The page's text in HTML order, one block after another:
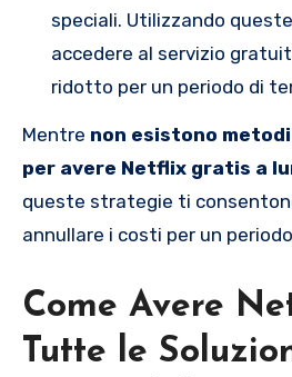
speciali. Utilizzando
accedere al servizio
ridotto per un periodo di
Mentre non esistono
per avere Netflix gratis a
queste strategie ti
annullare i costi per un
Come Avere
Tutte le